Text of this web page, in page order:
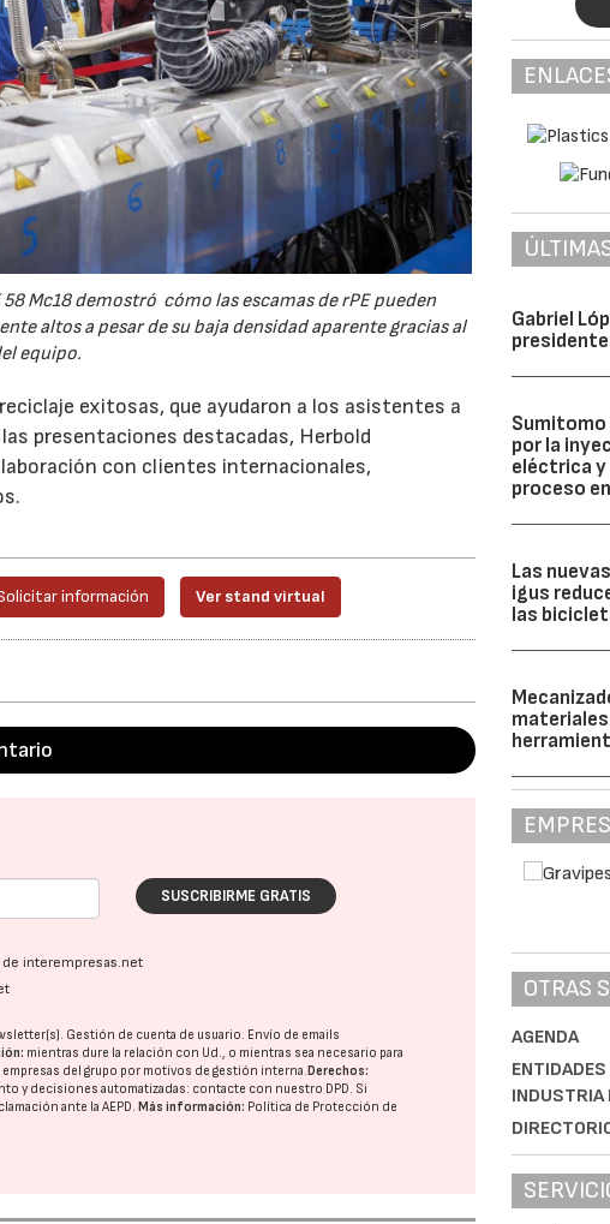
Mc18 demostró cómo las escamas de rPE pueden
altos a pesar de su baja densidad aparente gracias al
equipo.
exitosas, que ayudaron a los asistentes a
presentaciones destacadas, Herbold
con clientes internacionales,
información Ver stand virtual
SUSCRIBIRME GRATIS
interempresas.net
Gestión de cuenta de usuario. Envío de emails
mientras dure la relación con Ud., o mientras sea necesario para
empresas del grupo por motivos de gestión interna. Derechos:
y decisiones automatizadas: contacte con nuestro DPD. Si
ante laAEPD. Más información: Política de Protección de
Gabriel
presidente
Sumitomo
por la
eléctrica y
proceso
Las
igus
las
OTRAS
AGENDA
INDUSTRIA